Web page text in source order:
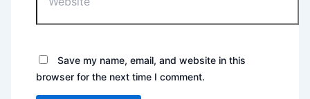
Save my name, email, and website in this
browser for the next time I comment.